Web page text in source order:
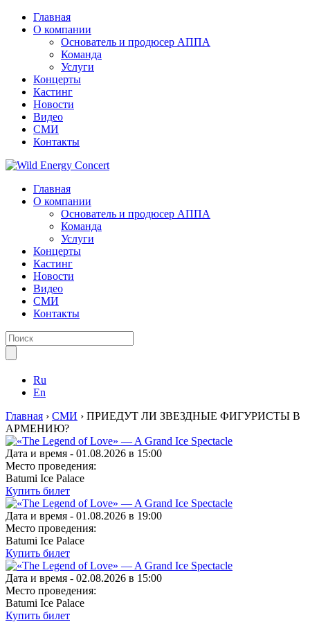
Главная
О компании
Основатель и продюсер АППА
Команда
Услуги
Концерты
Кастинг
Новости
Видео
СМИ
Контакты
Главная
О компании
Основатель и продюсер АППА
Команда
Услуги
Концерты
Кастинг
Новости
Видео
СМИ
Контакты
Ru
En
Главная › СМИ › ПРИЕДУТ ЛИ ЗВЕЗДНЫЕ ФИГУРИСТЫ В
АРМЕНИЮ?
Дата и время - 01.08.2026 в 15:00
Место проведения:
Batumi Ice Palace
Купить билет
Дата и время - 01.08.2026 в 19:00
Место проведения:
Batumi Ice Palace
Купить билет
Дата и время - 02.08.2026 в 15:00
Место проведения:
Batumi Ice Palace
Купить билет